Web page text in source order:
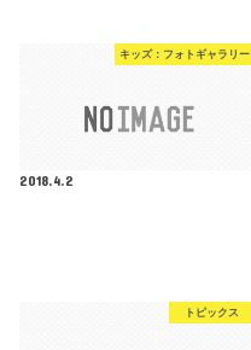
キッズ：フォトギャラリー
2018.4.2
トピックス